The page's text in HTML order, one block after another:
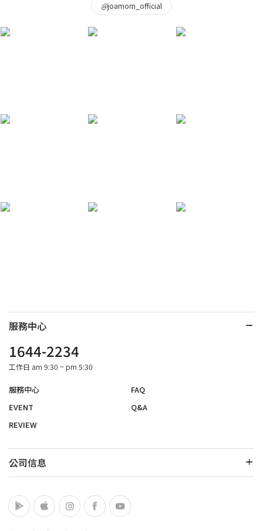
@joamom_official
服務中心
1644-2234
工作日 am 9:30 ~ pm 5:30
服務中心
FAQ
EVENT
Q&A
REVIEW
公司信息